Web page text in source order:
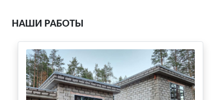
НАШИ РАБОТЫ